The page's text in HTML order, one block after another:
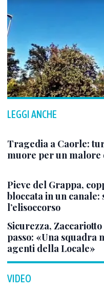
LEGGI ANCHE
Tragedia a Caorle:
muore per un
Pieve del Grappa,
bloccata in un canale:
l’elisoccorso
Sicurezza,
passo: «Una squadra
agenti della Locale»
VIDEO